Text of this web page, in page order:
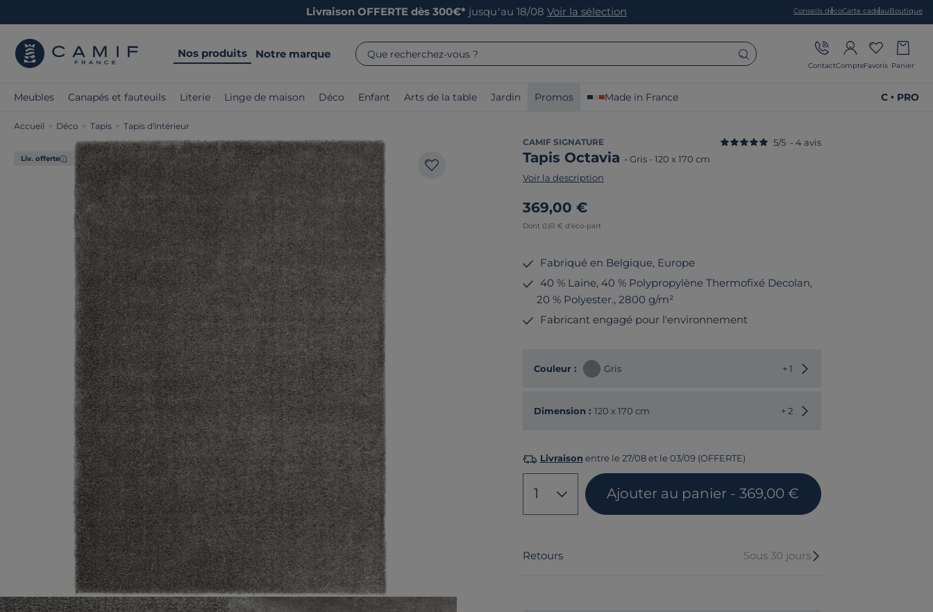
Livraison OFFERTE dès 300€* jusqu’au 18/08 Voir la sélection Conseils décoCarte cadeauBoutique
Nos produits Notre marque Que recherchez-vous ?
ContactCompteFavoris Panier
Meubles Canapés et fauteuils Literie Linge de maison Déco Enfant Arts de la table Jardin Promos Made in France C • PRO
Accueil > Déco > Tapis > Tapis d'intérieur
Liv. offerte
CAMIF SIGNATURE
Tapis Octavia - Gris- 120 x 170 cm
5/5 - 4 avis
Voir la description
369,00 €
Dont 0,61 € d'éco-part
Fabriqué en Belgique, Europe
40 % Laine, 40 % Polypropylène Thermofixé Decolan,
20 % Polyester., 2800 g/m²
Fabricant engagé pour l'environnement
Couleur : Gris + 1 Choisir une autre couleur
Dimension : 120 x 170 cm + 2 Choisir une autre dimension
Livraison entre le 27/08 et le 03/09 (OFFERTE)
1 Ajouter au panier - 369,00 €
Retours Sous 30 jours